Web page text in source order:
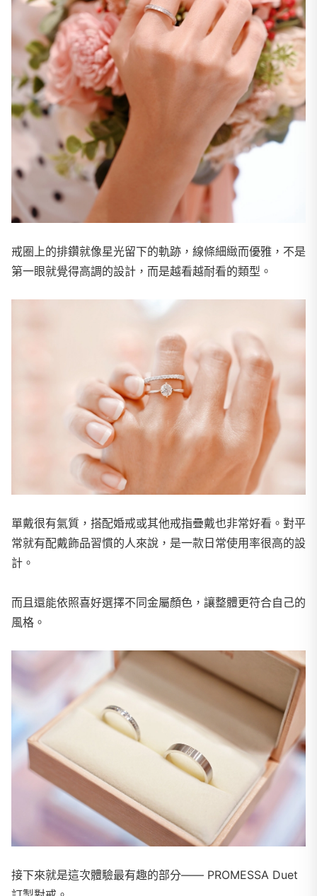
戒圈上的排鑽就像星光留下的軌跡，線條細緻而優雅，不是
第一眼就覺得高調的設計，而是越看越耐看的類型。
單戴很有氣質，搭配婚戒或其他戒指疊戴也非常好看。對平
常就有配戴飾品習慣的人來說，是一款日常使用率很高的設
計。
而且還能依照喜好選擇不同金屬顏色，讓整體更符合自己的
風格。
接下來就是這次體驗最有趣的部分—— PROMESSA Duet